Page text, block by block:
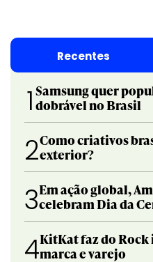
Recentes
1 Samsung quer
dobrável no Brasil
2Como criativos
exterior?
3Em ação global,
celebram Dia da
4KitKat faz do
marca e varejo